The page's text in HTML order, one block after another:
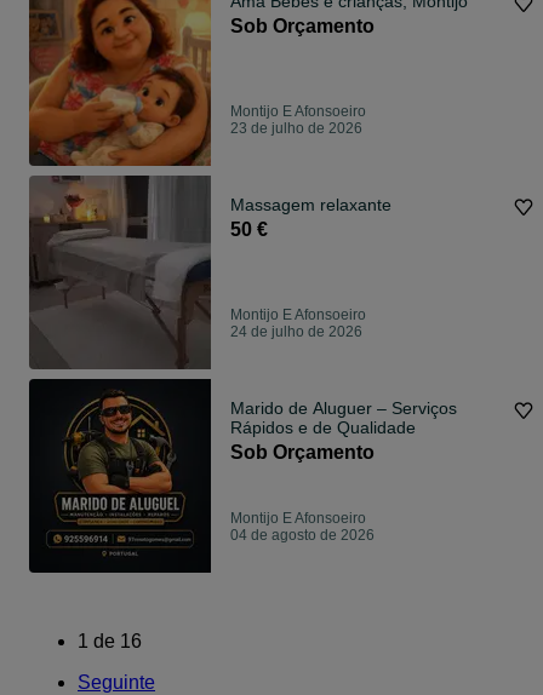
Sob Orçamento
Montijo E Afonsoeiro
23 de julho de 2026
Massagem relaxante
50 €
Montijo E Afonsoeiro
24 de julho de 2026
Marido de Aluguer – Serviços
Rápidos e de Qualidade
Sob Orçamento
Montijo E Afonsoeiro
04 de agosto de 2026
1 de 16
Seguinte